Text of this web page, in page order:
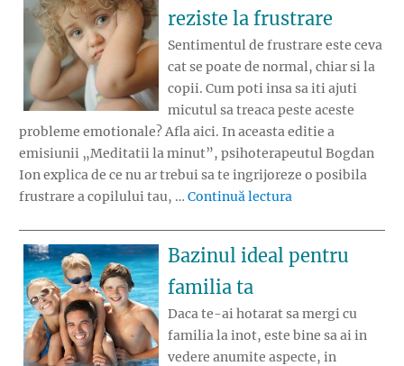
reziste la frustrare
Sentimentul de frustrare este ceva
cat se poate de normal, chiar si la
copii. Cum poti insa sa iti ajuti
micutul sa treaca peste aceste
probleme emotionale? Afla aici. In aceasta editie a
emisiunii „Meditatii la minut”, psihoterapeutul Bogdan
Ion explica de ce nu ar trebui sa te ingrijoreze o posibila
frustrare a copilului tau, … Continuă lectura
Bazinul ideal pentru
familia ta
Daca te-ai hotarat sa mergi cu
familia la inot, este bine sa ai in
vedere anumite aspecte, in